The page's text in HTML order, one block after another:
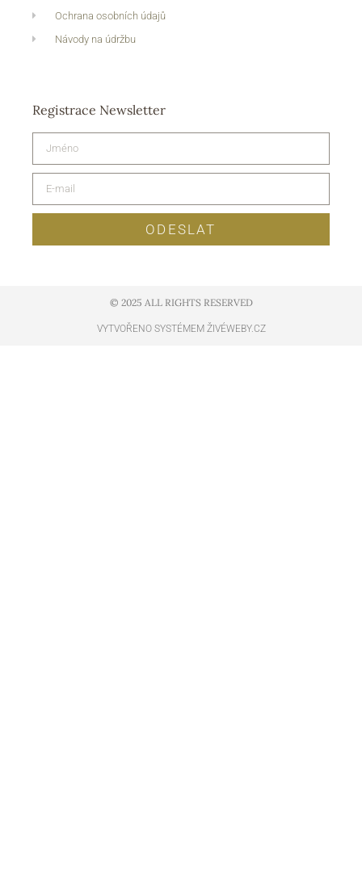
Ochrana osobních údajů
Návody na údržbu
Registrace Newsletter
ODESLAT
© 2025 ALL RIGHTS RESERVED​
VYTVOŘENO SYSTÉMEM ŽIVÉWEBY.CZ